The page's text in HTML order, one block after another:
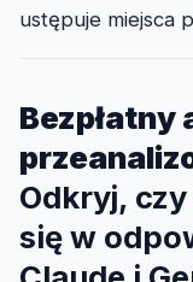
ustępuje miejsca
Bezpłatny
Odkryj,
się w